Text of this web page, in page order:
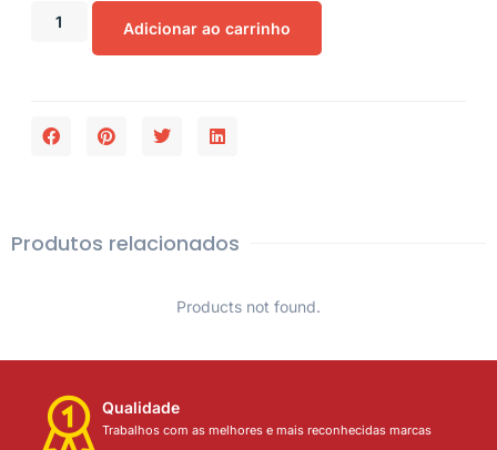
Adicionar ao carrinho
Produtos relacionados
Products not found.
Qualidade
Trabalhos com as melhores e mais reconhecidas marcas